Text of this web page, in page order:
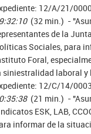
12/A/21/
(32 min.) -
de la
Sociales, para
Foral,
siniestralidad laboral y
12/C/14/
(21 min.) -
ESK, LAB,
informar de la